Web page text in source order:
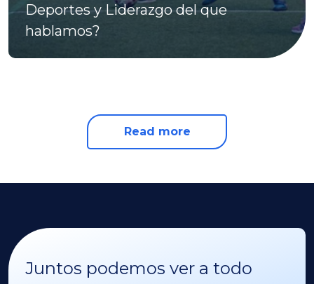
Deportes y Liderazgo del que
hablamos?
Read more
Juntos podemos ver a todo